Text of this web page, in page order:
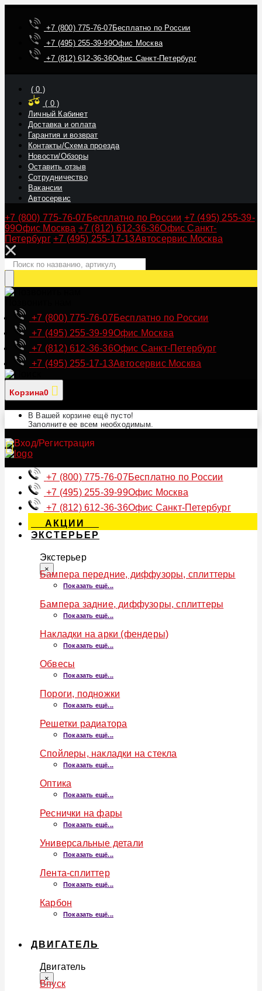
+7 (800) 775-76-07Бесплатно по России
+7 (495) 255-39-99Офис Москва
+7 (812) 612-36-36Офис Санкт-Петербург
(0 )
( 0)
Личный Кабинет
Доставка и оплата
Гарантия и возврат
Контакты/Схема проезда
Новости/Обзоры
Оставить отзыв
Сотрудничество
Вакансии
Автосервис
+7 (800) 775-76-07 Бесплатно по России +7 (495) 255-39-
99Офис Москва +7 (812) 612-36-36Офис Санкт-
Петербург +7 (495) 255-17-13Автосервис Москва
+7 (800) 775-76-07Бесплатно по России
+7 (495) 255-39-99Офис Москва
+7 (812) 612-36-36Офис Санкт-Петербург
+7 (495) 255-17-13Автосервис Москва
Корзина0
В Вашей корзине ещё пусто!
Заполните ее всем необходимым.
+7 (800) 775-76-07Бесплатно по России
+7 (495) 255-39-99Офис Москва
+7 (812) 612-36-36Офис Санкт-Петербург
АКЦИИ
ЭКСТЕРЬЕР
Экстерьер
×
Бампера передние, диффузоры, сплиттеры
Показать ещё...
Бампера задние, диффузоры, сплиттеры
Показать ещё...
Накладки на арки (фендеры)
Показать ещё...
Обвесы
Показать ещё...
Пороги, подножки
Показать ещё...
Решетки радиатора
Показать ещё...
Спойлеры, накладки на стекла
Показать ещё...
Оптика
Показать ещё...
Реснички на фары
Показать ещё...
Универсальные детали
Показать ещё...
Лента-сплиттер
Показать ещё...
Карбон
Показать ещё...
ДВИГАТЕЛЬ
Двигатель
×
Впуск